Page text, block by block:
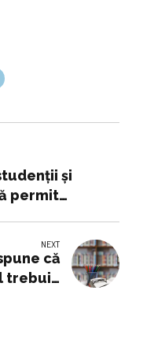
și
permit
NEXT
că
trebuie